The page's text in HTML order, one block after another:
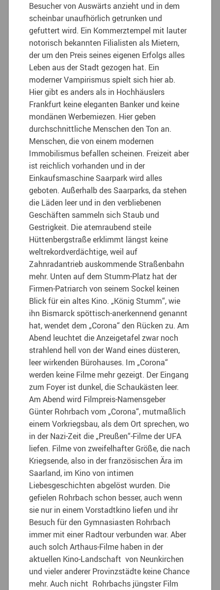
Besucher von Auswärts anzieht und in dem
scheinbar unaufhörlich getrunken und
gefuttert wird. Ein Kommerztempel mit lauter
notorisch bekannten Filialisten als Mietern,
der um den Preis seines eigenen Erfolgs alles
Leben aus der Stadt gezogen hat. Ein
moderner Vampirismus spielt sich hier ab.
Hier gibt es anders als in Hochhäuslers
Frankfurt keine eleganten Banker und keine
mondänen Werbemiezen. Hier geben
durchschnittliche Menschen den Ton an.
Menschen, die von einem modernen
Immobilismus befallen scheinen. Freizeit aber
ist reichlich vorhanden und in der
Einkaufsmaschine Saarpark wird alles
geboten. Außerhalb des Saarparks, da stehen
die Läden leer und in den verbliebenen
Geschäften sammeln sich Staub und
Gestrigkeit. Die atemraubend steile
Hüttenbergstraße erklimmt längst keine
weltrekordverdächtige, weil auf
Zahnradantrieb auskommende Straßenbahn
mehr. Unten auf dem Stumm-Platz hat der
Firmen-Patriarch von seinem Sockel keinen
Blick für ein altes Kino. „König Stumm“, wie
ihn Bismarck spöttisch-anerkennend genannt
hat, wendet dem „Corona“ den Rücken zu. Am
Abend leuchtet die Anzeigetafel zwar noch
strahlend hell von der Wand eines düsteren,
leer wirkenden Bürohauses. Im „Corona“
werden keine Filme mehr gezeigt. Der Eingang
zum Foyer ist dunkel, die Schaukästen leer.
Am Abend wird Filmpreis-Namensgeber
Günter Rohrbach vom „Corona“, mutmaßlich
einem Vorkriegsbau, als dem Ort sprechen, wo
in der Nazi-Zeit die „Preußen“-Filme der UFA
liefen. Filme von zweifelhafter Größe, die nach
Kriegsende, also in der französischen Ära im
Saarland, im Kino von intimen
Liebesgeschichten abgelöst wurden. Die
gefielen Rohrbach schon besser, auch wenn
sie nur in einem Vorstadtkino liefen und ihr
Besuch für den Gymnasiasten Rohrbach
immer mit einer Radtour verbunden war. Aber
auch solch Arthaus-Filme haben in der
aktuellen Kino-Landschaft von Neunkirchen
und vieler anderer Provinzstädte keine Chance
mehr. Auch nicht Rohrbachs jüngster Film